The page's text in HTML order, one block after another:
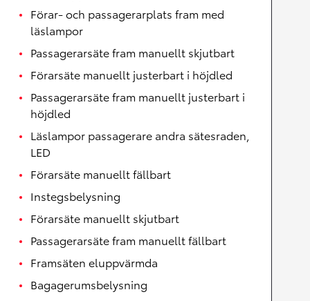
Förar- och passagerarplats fram med
läslampor
Passagerarsäte fram manuellt skjutbart
Förarsäte manuellt justerbart i höjdled
Passagerarsäte fram manuellt justerbart i
höjdled
Läslampor passagerare andra sätesraden,
LED
Förarsäte manuellt fällbart
Instegsbelysning
Förarsäte manuellt skjutbart
Passagerarsäte fram manuellt fällbart
Framsäten eluppvärmda
Bagagerumsbelysning